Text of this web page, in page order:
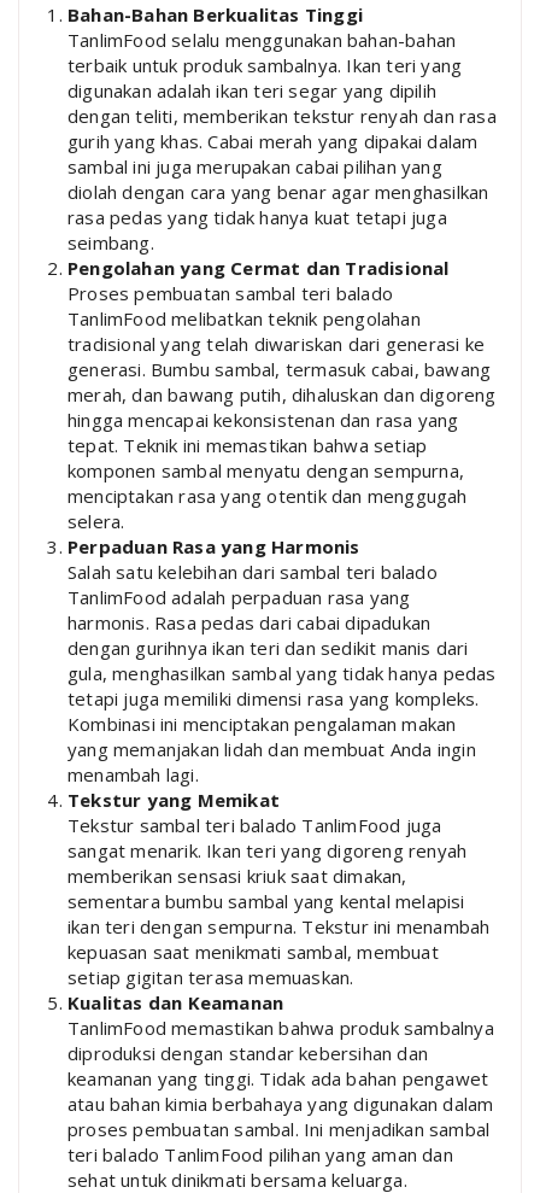
Bahan-Bahan Berkualitas Tinggi
TanlimFood selalu menggunakan bahan-bahan
terbaik untuk produk sambalnya. Ikan teri yang
digunakan adalah ikan teri segar yang dipilih
dengan teliti, memberikan tekstur renyah dan rasa
gurih yang khas. Cabai merah yang dipakai dalam
sambal ini juga merupakan cabai pilihan yang
diolah dengan cara yang benar agar menghasilkan
rasa pedas yang tidak hanya kuat tetapi juga
seimbang.
Pengolahan yang Cermat dan Tradisional
Proses pembuatan sambal teri balado
TanlimFood melibatkan teknik pengolahan
tradisional yang telah diwariskan dari generasi ke
generasi. Bumbu sambal, termasuk cabai, bawang
merah, dan bawang putih, dihaluskan dan digoreng
hingga mencapai kekonsistenan dan rasa yang
tepat. Teknik ini memastikan bahwa setiap
komponen sambal menyatu dengan sempurna,
menciptakan rasa yang otentik dan menggugah
selera.
Perpaduan Rasa yang Harmonis
Salah satu kelebihan dari sambal teri balado
TanlimFood adalah perpaduan rasa yang
harmonis. Rasa pedas dari cabai dipadukan
dengan gurihnya ikan teri dan sedikit manis dari
gula, menghasilkan sambal yang tidak hanya pedas
tetapi juga memiliki dimensi rasa yang kompleks.
Kombinasi ini menciptakan pengalaman makan
yang memanjakan lidah dan membuat Anda ingin
menambah lagi.
Tekstur yang Memikat
Tekstur sambal teri balado TanlimFood juga
sangat menarik. Ikan teri yang digoreng renyah
memberikan sensasi kriuk saat dimakan,
sementara bumbu sambal yang kental melapisi
ikan teri dengan sempurna. Tekstur ini menambah
kepuasan saat menikmati sambal, membuat
setiap gigitan terasa memuaskan.
Kualitas dan Keamanan
TanlimFood memastikan bahwa produk sambalnya
diproduksi dengan standar kebersihan dan
keamanan yang tinggi. Tidak ada bahan pengawet
atau bahan kimia berbahaya yang digunakan dalam
proses pembuatan sambal. Ini menjadikan sambal
teri balado TanlimFood pilihan yang aman dan
sehat untuk dinikmati bersama keluarga.